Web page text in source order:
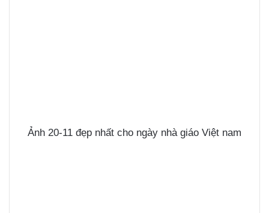
Ảnh 20-11 đẹp nhất cho ngày nhà giáo Việt nam